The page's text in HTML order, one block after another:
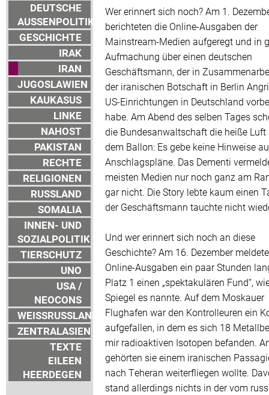
DEUTSCHE
AUSSENPOLITIK
GESCHICHTE
IRAK
IRAN
JUGOSLAWIEN
KAUKASUS
LINKE
NAHOST
PAKISTAN
RECHTE
RELIGIONEN
RUSSLAND
SOMALIA
INNEN- UND
SOZIALPOLITIK
TIERSCHUTZ
UNO
USA /
NEOCONS
WEISSRUSSLAND
ZENTRALASIEN
TEXTE
EILEEN
HEERDEGEN
Wer erinnert sich noch? Am 1.
berichteten die Online-Ausgaben der
Mainstream-Medien aufgeregt und in
Aufmachung über einen deutschen
Geschäftsmann, der in
der iranischen Botschaft in Berlin
US-Einrichtungen in Deutschland
habe. Am Abend des selben Tages
die Bundesanwaltschaft die heiße Luft
dem Ballon: Es gebe keine Hinweise
Anschlagspläne. Das Dementi
meisten Medien nur noch ganz am
gar nicht. Die Story lebte kaum einen
der Geschäftsmann tauchte nicht
Und wer erinnert sich noch an diese
Geschichte? Am 16. Dezember
Online-Ausgaben ein paar Stunden
Platz 1 einen „spektakulären Fund“,
Spiegel es nannte. Auf dem Moskauer
Flughafen war den Kontrolleuren ein
aufgefallen, in dem es sich 18
mir radioaktiven Isotopen befanden.
gehörten sie einem iranischen
nach Teheran weiterfliegen wollte.
stand allerdings nichts in der vom